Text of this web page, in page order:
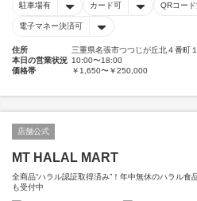
駐車場有 カード可 QRコー
電子マネー決済可
住所
三重県名張市つつじが丘北４番町
本日の営業状況 10:00〜18:00
価格帯
￥1,650〜￥250,000
店舗公式
MT HALAL MART
全商品“ハラル認証取得済み”！年中無休のハラル
も受付中